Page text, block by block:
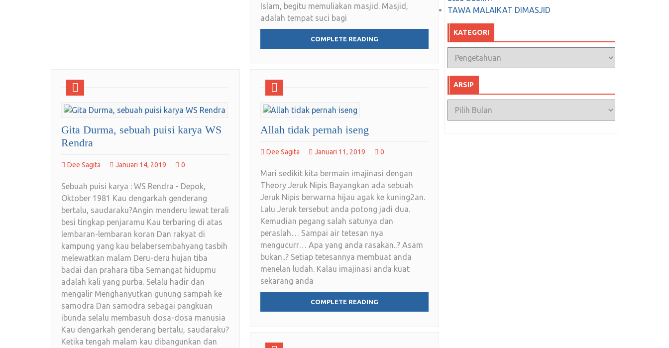
Islam, begitu memuliakan masjid. Masjid,
adalah tempat suci bagi
COMPLETE READING
Gita Durma, sebuah puisi karya WS
Rendra
Dee Sagita Januari 14, 2019 0
Sebuah puisi karya : WS Rendra - Depok,
Oktober 1981 Kau dengarkah genderang
bertalu, saudaraku?Angin menderu lewat terali
besi tingkap penjaramu Kau terbaring di atas
lembaran-lembaran koran Dan rakyat di
kampung yang kau belabersembahyang tasbih
melewatkan malam Deru-deru hujan tiba
badai dan prahara tiba Semangat hidupmu
adalah kali yang purba. Selalu hadir dan
mengalir Menghanyutkan gunung sampah ke
samodra Dan samodra sebagai pangkuan
ibunda selalu membasuh dosa-dosa manusia
Kau dengarkah genderang bertalu, saudaraku?
Ketika tengah malam kau dibangunkan dan
Allah tidak pernah iseng
Dee Sagita Januari 11, 2019 0
Mari sedikit kita bermain imajinasi dengan
Theory Jeruk Nipis Bayangkan ada sebuah
Jeruk Nipis berwarna hijau agak ke kuning2an.
Lalu Jeruk tersebut anda potong jadi dua.
Kemudian pegang salah satunya dan
peraslah… Sampai air tetesan nya
mengucurr… Apa yang anda rasakan..? Asam
bukan..? Setiap tetesannya membuat anda
menelan ludah. Kalau imajinasi anda kuat
sekarang anda
COMPLETE READING
TAWA MALAIKAT DIMASJID
KATEGORI
Kategori
ARSIP
Arsip